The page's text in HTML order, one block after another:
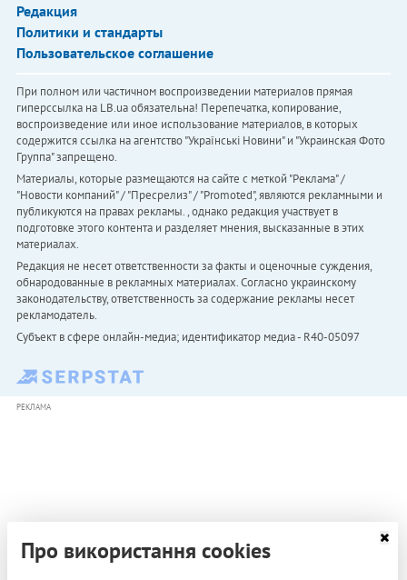
Редакция
Политики и стандарты
Пользовательское соглашение
При полном или частичном воспроизведении материалов прямая
гиперссылка на LB.ua обязательна! Перепечатка, копирование,
воспроизведение или иное использование материалов, в которых
содержится ссылка на агентство "Українськi Новини" и "Украинская Фото
Группа" запрещено.
Материалы, которые размещаются на сайте с меткой "Реклама" /
"Новости компаний" / "Пресрелиз" / "Promoted", являются рекламными и
публикуются на правах рекламы. , однако редакция участвует в
подготовке этого контента и разделяет мнения, высказанные в этих
материалах.
Редакция не несет ответственности за факты и оценочные суждения,
обнародованные в рекламных материалах. Согласно украинскому
законодательству, ответственность за содержание рекламы несет
рекламодатель.
Субъект в сфере онлайн-медиа; идентификатор медиа - R40-05097
РЕКЛАМА
Про використання cookies